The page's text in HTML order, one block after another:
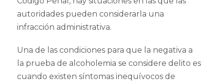
autoridades pueden considerarla una
infracción administrativa.
Una de las condiciones para que la negativa a
la prueba de alcoholemia se considere delito es
cuando existen síntomas inequívocos de